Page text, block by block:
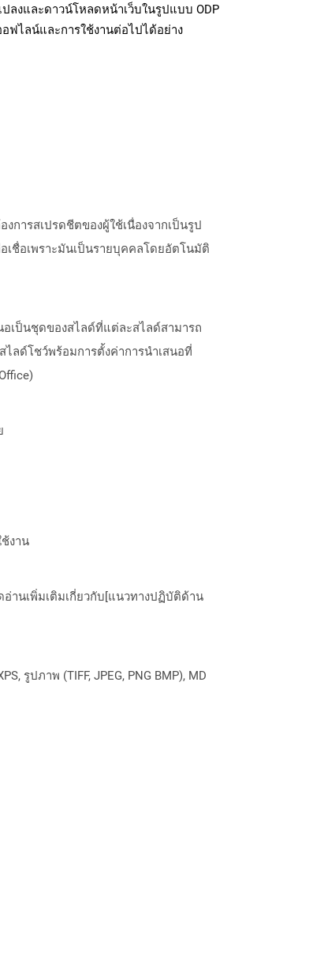
งและดาวน์โหลดหน้าเว็บในรูปแบบ ODP
ฟไลน์และการใช้งานต่อไปได้อย่าง
การสเปรดชีตของผู้ใช้เนื่องจากเป็นรูป
ชื่อเพราะมันเป็นรายบุคคลโดยอัตโนมัติ
อเป็นชุดของสไลด์ที่แต่ละสไลด์สามารถ
ลด์โชว์พร้อมการตั้งค่าการนำเสนอที่
งาน
านเพิ่มเติมเกี่ยวกับ[แนวทางปฏิบัติด้าน
รูปภาพ (TIFF, JPEG, PNG BMP), MD